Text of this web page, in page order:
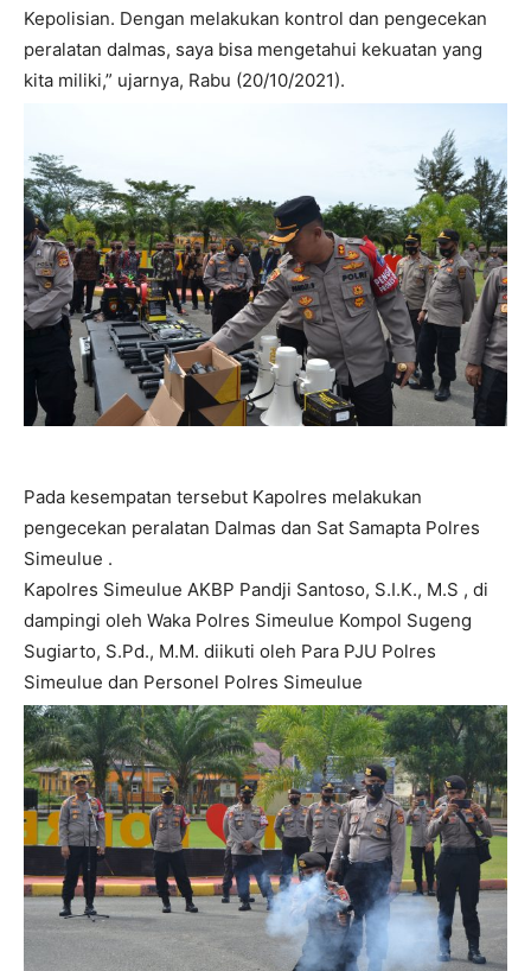
Kepolisian. Dengan melakukan kontrol dan pengecekan
peralatan dalmas, saya bisa mengetahui kekuatan yang
kita miliki,” ujarnya, Rabu (20/10/2021).
Pada kesempatan tersebut Kapolres melakukan
pengecekan peralatan Dalmas dan Sat Samapta Polres
Simeulue .
Kapolres Simeulue AKBP Pandji Santoso, S.I.K., M.S , di
dampingi oleh Waka Polres Simeulue Kompol Sugeng
Sugiarto, S.Pd., M.M. diikuti oleh Para PJU Polres
Simeulue dan Personel Polres Simeulue